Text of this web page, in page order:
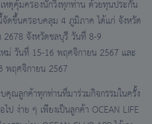
ตุคุ้มครองนักวิ่งทุกท่าน ด้วยทุนประกัน
ดขึ้นครอบคลุม 4 ภูมิภาค ได้แก่ จังหวัด
จังหวัดชลบุรี วันที่ 8-9
ม่ วันที่ 15-16 พฤศจิกายน 2567 และ
พฤศจิกายน 2567
คุณลูกค้าทุกท่านที่มาร่วมกิจกรรมในครั้ง
ป ง่าย ๆ เพียงเป็นลูกค้า OCEAN LIFE